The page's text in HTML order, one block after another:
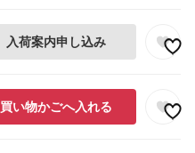
入荷案内申し込み
買い物かごへ入れる